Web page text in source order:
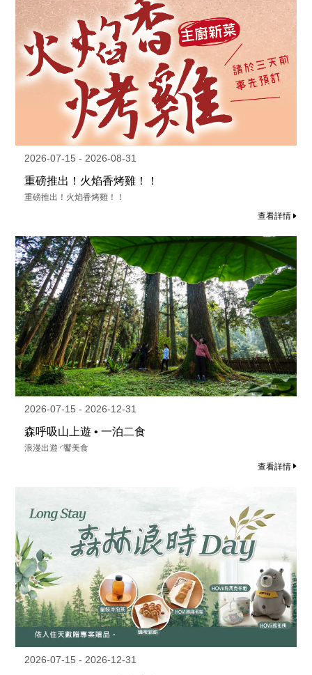
2026-07-15 - 2026-08-31
重磅推出！火焰香烤雞！！
重磅推出！火焰香烤雞！！
查看詳情
2026-07-15 - 2026-12-31
森呼吸山上遊 • 一泊二食
浪漫出遊 ◜饗美食
查看詳情
2026-07-15 - 2026-12-31